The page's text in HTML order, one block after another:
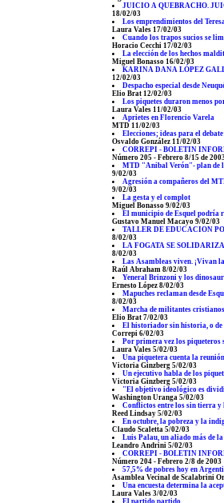
JUICIO A QUEBRACHO.
18/02/03
Los emprendimientos del
Laura Vales 17/02/03
Cuando los trapos sucios se
Horacio Cecchi 17/02/03
La elección de los hechos
Miguel Bonasso 16/02/03
KARINA DANA LÓPEZ
12/02/03
Despacho especial desde
Elio Brat 12/02/03
Los piquetes duraron menos
Laura Vales 11/02/03
Aprietes en Florencio Varela
MTD 11/02/03
Elecciones; ideas para el
Osvaldo González 11/02/03
CORREPI - BOLETIN
Número 205 - Febrero 8/15 de
MTD "Anibal Verón"- plan de
9/02/03
Agresión a compañeros del
9/02/03
La gesta y el complot
Miguel Bonasso 9/02/03
El municipio de Esquel podría
Gustavo Manuel Macayo 9/02/03
TALLER DE EDUCACION
8/02/03
LA FOGATA SE
8/02/03
Las Asambleas viven. ¡Vivan
Raúl Abraham 8/02/03
Yeneral Brinzoni y los
Ernesto López 8/02/03
Mapuches reclaman desde
8/02/03
Marcha de militantes cristianos
Elio Brat 7/02/03
El historiador sin historia, o de
Correpi 6/02/03
Por primera vez los piqueteros
Laura Vales 5/02/03
Una piquetera cuenta la reunión
Victoria Ginzberg 5/02/03
Un ejecutivo habla de los
Victoria Ginzberg 5/02/03
"El objetivo ideológico es
Washington Uranga 5/02/03
Conflictos entre los sin tierra y
Reed Lindsay 5/02/03
En octubre, la pobreza y la
Claudo Scaletta 5/02/03
Luis Palau, un aliado más de
Leandro Andrini 5/02/03
CORREPI - BOLETIN
Número 204 - Febrero 2/8 de 2003
57,5% de pobres hoy en
Asamblea Vecinal de Scalabrini
Una encuesta determina la
Laura Vales 3/02/03
El partido partido